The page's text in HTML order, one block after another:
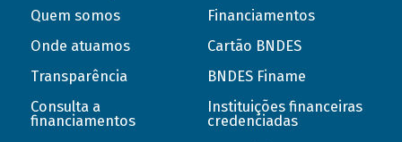
Quem somos
Onde atuamos
Transparência
Consulta a
financiamentos
Financiamentos
Cartão BNDES
BNDES Finame
Instituições financeiras
credenciadas